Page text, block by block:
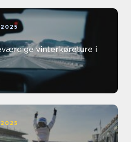
vinterkøreture i